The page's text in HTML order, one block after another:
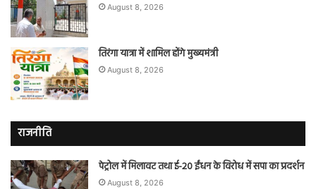
August 8, 2026
तिरंगा यात्रा में शामिल होंगे मुख्यमंत्री
August 8, 2026
राजनीति
पेट्रोल में मिलावट तथा ई-20 ईंधन के विरोध में सपा का प्रदर्शन
August 8, 2026